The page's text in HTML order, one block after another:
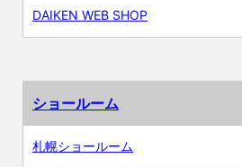
DAIKEN WEB SHOP
ショールーム
札幌ショールーム